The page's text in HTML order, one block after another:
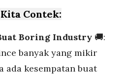
Contek:
Boring Industry 🚚:
banyak yang mikir
ada kesempatan buat